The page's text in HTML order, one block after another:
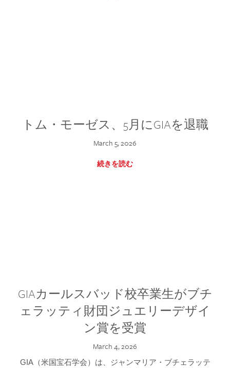
トム・モーゼス、5月にGIAを退職
March 5, 2026
続きを読む
GIAカールスバッド校卒業生がブチ
ェラッティ財団ジュエリーデザイ
ン賞を受賞
March 4, 2026
GIA（米国宝石学会）は、ジャンマリア・ブチェラッテ